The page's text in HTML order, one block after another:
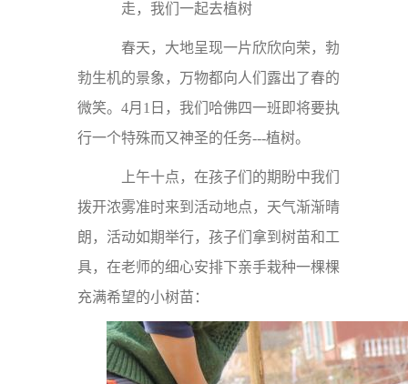
走，我们一起去植树
春天，大地呈现一片欣欣向荣，勃
勃生机的景象，万物都向人们露出了春的
微笑。4月1日，我们哈佛四一班即将要执
行一个特殊而又神圣的任务---植树。
上午十点，在孩子们的期盼中我们
拨开浓雾准时来到活动地点，天气渐渐晴
朗，活动如期举行，孩子们拿到树苗和工
具，在老师的细心安排下亲手栽种一棵棵
充满希望的小树苗：